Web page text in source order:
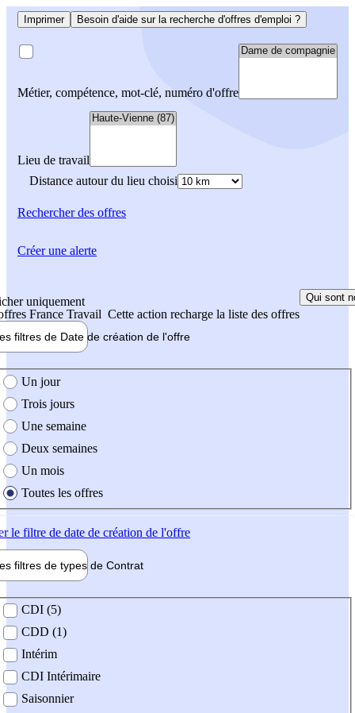
Imprimer Besoin d'aide sur la recherche d'offres d'emploi ?
Métier, compétence, mot-clé, numéro d'offre
Lieu de travail
Distance autour du lieu choisi
Rechercherdes offres
uniquement
France Travail Cette action recharge la liste des offres
Qui sont
filtres de Date de création de l'offre
création de l'offre
Un jour
Trois jours
Une semaine
Deux semaines
Un mois
Toutes les offres
le filtre de date de création de l'offre
filtres de types de Contrat
contrat
CDI (5)
CDD (1)
Intérim
CDI Intérimaire
Saisonnier
Créer une alerte